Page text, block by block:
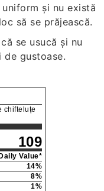
și nu există
să se prăjească.
se usucă și nu
gustoase.
chifteluțe
109
Value*
14%
8%
1%